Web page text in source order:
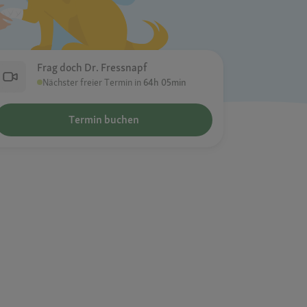
Frag doch Dr. Fressnapf
Nächster freier Termin in 64h 05min
Termin buchen